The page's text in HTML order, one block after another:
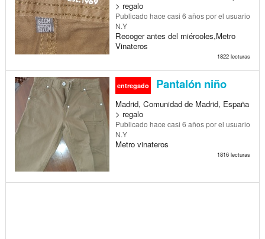
> regalo
Publicado hace casi 6 añospor el usuario
N.Y
Recoger antes del miércoles,Metro
Vinateros
1822 lecturas
entregado Pantalón niño
Madrid, Comunidad de Madrid, España
> regalo
Publicado hace casi 6 añospor el usuario
N.Y
Metro vinateros
1816 lecturas